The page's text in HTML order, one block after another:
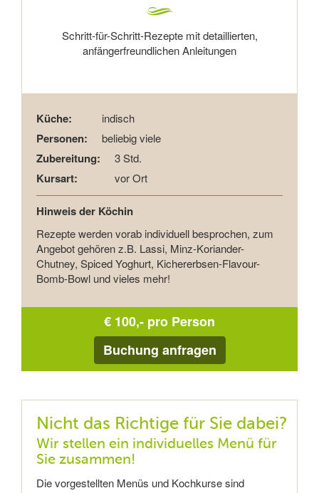
Schritt-für-Schritt-Rezepte mit detaillierten,
anfängerfreundlichen Anleitungen
Küche: indisch
Personen: beliebig viele
Zubereitung: 3 Std.
Kursart: vor Ort
Hinweis der Köchin
Rezepte werden vorab individuell besprochen, zum
Angebot gehören z.B. Lassi, Minz-Koriander-
Chutney, Spiced Yoghurt, Kichererbsen-Flavour-
Bomb-Bowl und vieles mehr!
€ 100,- pro Person
Buchung anfragen
Nicht das Richtige für Sie dabei?
Wir stellen ein individuelles Menü für
Sie zusammen!
Die vorgestellten Menüs und Kochkurse sind